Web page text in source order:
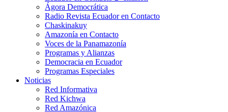
Ágora Democrática
Radio Revista Ecuador en Contacto
Chaskinakuy
Amazonía en Contacto
Voces de la Panamazonía
Programas y Alianzas
Democracia en Ecuador
Programas Especiales
Noticias
Red Informativa
Red Kichwa
Red Amazónica